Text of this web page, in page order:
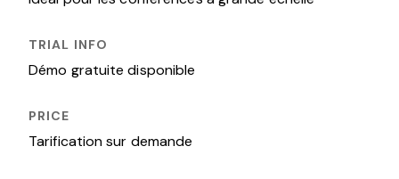
Démo gratuite disponible
Tarification sur demande